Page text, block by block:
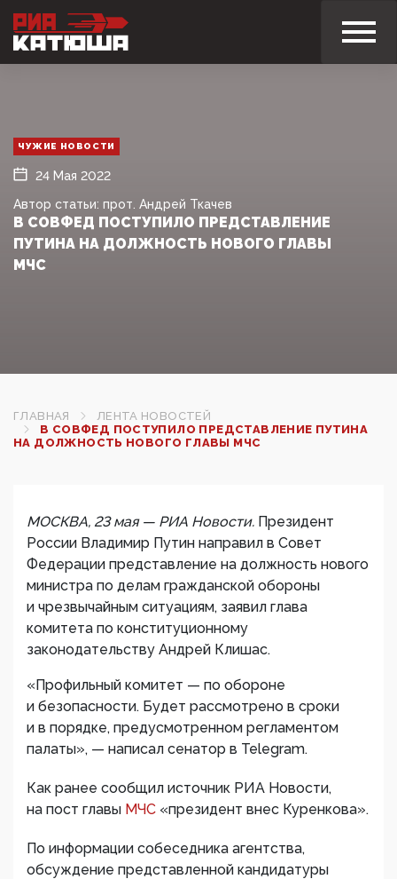
ЧУЖИЕ НОВОСТИ
24 Мая 2022
Автор статьи: прот. Андрей Ткачев
В СОВФЕД ПОСТУПИЛО ПРЕДСТАВЛЕНИЕ
ПУТИНА НА ДОЛЖНОСТЬ НОВОГО ГЛАВЫ
МЧС
ГЛАВНАЯ
ЛЕНТА НОВОСТЕЙ
В СОВФЕД ПОСТУПИЛО ПРЕДСТАВЛЕНИЕ ПУТИНА
НА ДОЛЖНОСТЬ НОВОГО ГЛАВЫ МЧС
МОСКВА, 23 мая — РИА Новости. Президент
России Владимир Путин направил в Совет
Федерации представление на должность нового
министра по делам гражданской обороны
и чрезвычайным ситуациям, заявил глава
комитета по конституционному
законодательству Андрей Клишас.
«Профильный комитет — по обороне
и безопасности. Будет рассмотрено в сроки
и в порядке, предусмотренном регламентом
палаты», — написал сенатор в Telegram.
Как ранее сообщил источник РИА Новости,
на пост главы МЧС «президент внес Куренкова».
По информации собеседника агентства,
обсуждение представленной кандидатуры